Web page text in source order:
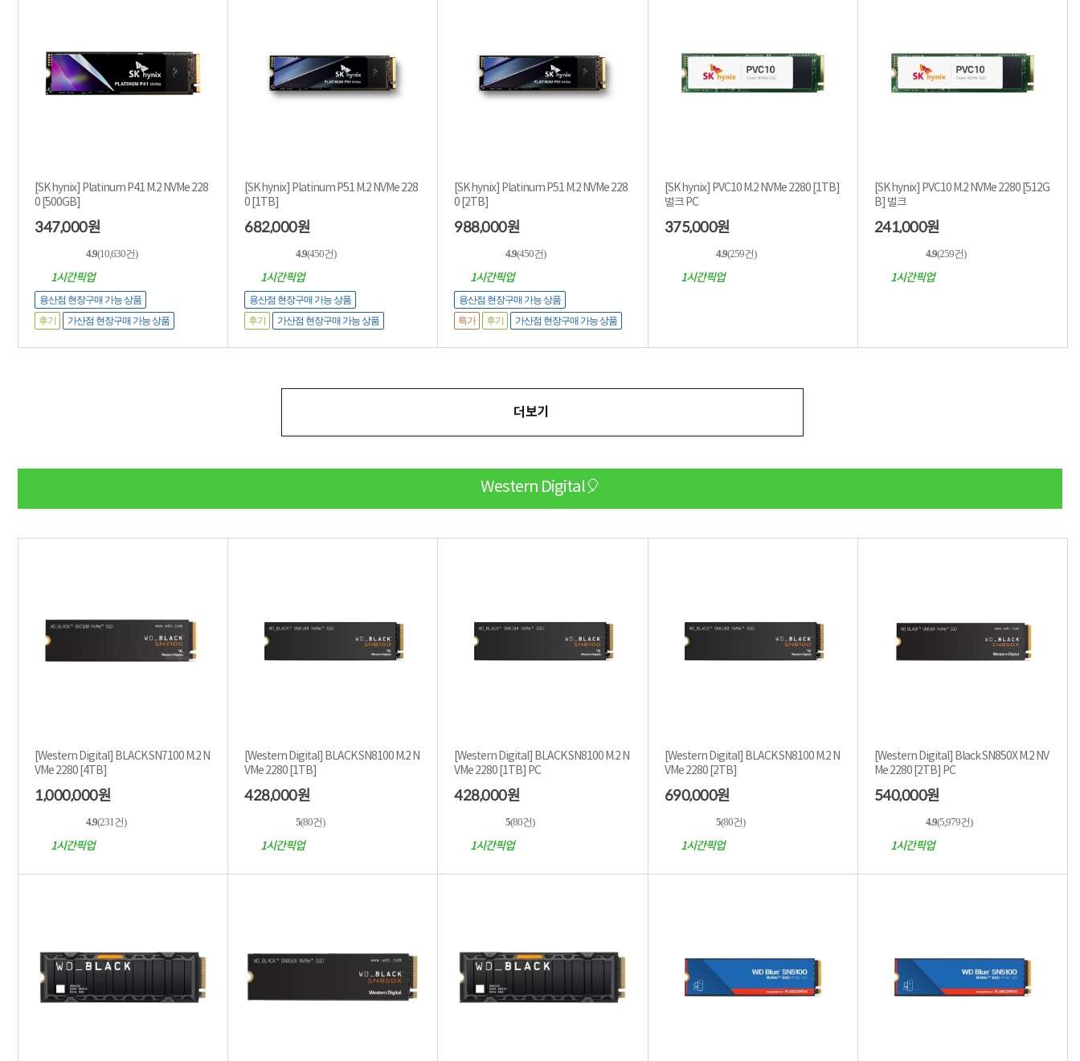
[SK hynix] Platinum P41 M.2 NVMe 228
0 [500GB]
347,000원
4.9(10,630건)
1시간픽업
용산점 현장구매 가능 상품
가산점 현장구매 가능 상품
후기
[SK hynix] Platinum P51 M.2 NVMe 228
0 [1TB]
682,000원
4.9(450건)
1시간픽업
용산점 현장구매 가능 상품
가산점 현장구매 가능 상품
후기
[SK hynix] Platinum P51 M.2 NVMe 228
0 [2TB]
988,000원
4.9(450건)
1시간픽업
용산점 현장구매 가능 상품
가산점 현장구매 가능 상품
특가 후기
[SK hynix] PVC10 M.2 NVMe 2280 [1TB]
벌크 PC
375,000원
4.9(259건)
1시간픽업
[SK hynix] PVC10 M.2 NVMe 2280 [512G
B] 벌크
241,000원
4.9(259건)
1시간픽업
더보기
Western Digital🎈
[Western Digital] BLACK SN7100 M.2 N
VMe 2280 [4TB]
1,000,000원
4.9(231건)
1시간픽업
[Western Digital] BLACK SN8100 M.2 N
VMe 2280 [1TB]
428,000원
5(80건)
1시간픽업
[Western Digital] BLACK SN8100 M.2 N
VMe 2280 [1TB] PC
428,000원
5(80건)
1시간픽업
[Western Digital] BLACK SN8100 M.2 N
VMe 2280 [2TB]
690,000원
5(80건)
1시간픽업
[Western Digital] Black SN850X M.2 NV
Me 2280 [2TB] PC
540,000원
4.9(5,979건)
1시간픽업